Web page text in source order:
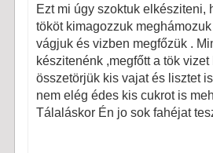
Ezt mi úgy szoktuk elkésziteni,
tököt kimagozzuk
vágjuk és vizben megfőzük .
készitenénk ,megfőtt a tök
összetörjük kis vajat és lisztet
nem elég édes kis cukrot is
Tálaláskor Én jo sok fahéjat